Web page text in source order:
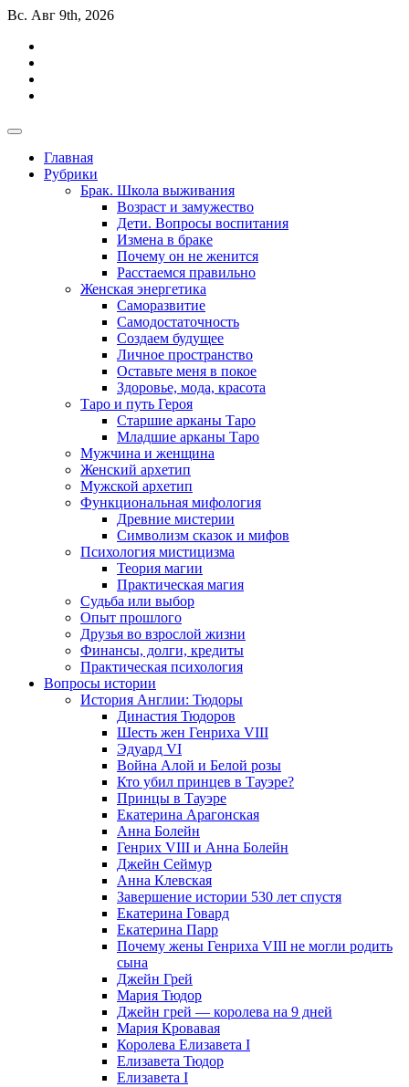
Перейти
содержимому
Вс. Авг 9th, 2026
психология, семейная психология, психология отношений,
психолог оглайн
Алхимия психологии с Ольгой
психология, семейная психология, психология отношений,
психолог оглайн
Главная
Рубрики
Брак. Школа выживания
Возраст и замужество
Дети. Вопросы воспитания
Измена в браке
Почему он не женится
Расстаемся правильно
Женская энергетика
Саморазвитие
Самодостаточность
Создаем будущее
Личное пространство
Оставьте меня в покое
Здоровье, мода, красота
Таро и путь Героя
Старшие арканы Таро
Младшие арканы Таро
Мужчина и женщина
Женский архетип
Мужской архетип
Функциональная мифология
Древние мистерии
Символизм сказок и мифов
Психология мистицизма
Теория магии
Практическая магия
Судьба или выбор
Опыт прошлого
Друзья во взрослой жизни
Финансы, долги, кредиты
Практическая психология
Вопросы истории
История Англии: Тюдоры
Династия Тюдоров
Шесть жен Генриха VIII
Эдуард VI
Война Алой и Белой розы
Кто убил принцев в Тауэре?
Принцы в Тауэре
Екатерина Арагонская
Анна Болейн
Генрих VIII и Анна Болейн
Джейн Сеймур
Анна Клевская
Завершение истории 530 лет спустя
Екатерина Говард
Екатерина Парр
Почему жены Генриха VIII не могли родить
сына
Джейн Грей
Мария Тюдор
Джейн грей — королева на 9 дней
Мария Кровавая
Королева Елизавета I
Елизавета Тюдор
Елизавета I